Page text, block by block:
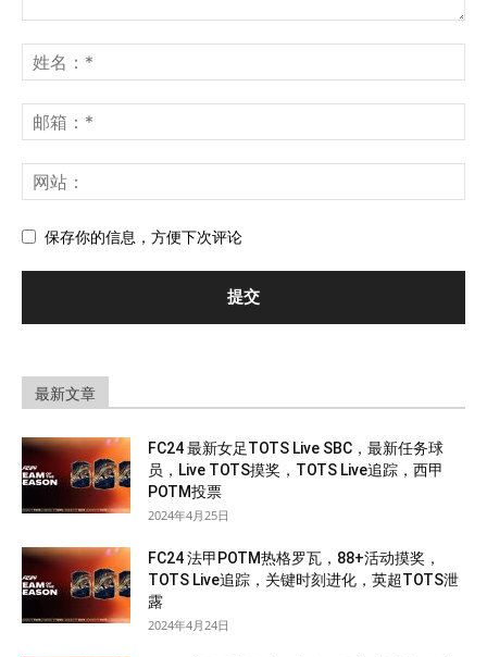
保存你的信息，方便下次评论
最新文章
FC24 最新女足TOTS Live SBC，最新任务球
员，Live TOTS摸奖，TOTS Live追踪，西甲
POTM投票
2024年4月25日
FC24 法甲POTM热格罗瓦，88+活动摸奖，
TOTS Live追踪，关键时刻进化，英超TOTS泄
露
2024年4月24日